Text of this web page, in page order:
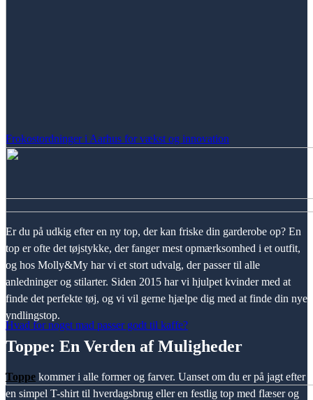
Frokostordninger i Aarhus for vækst og innovation
Hvad for noget mad passer godt til kaffe?
Er du på udkig efter en ny top, der kan friske din garderobe op? En
top er ofte det tøjstykke, der fanger mest opmærksomhed i et outfit,
og hos Molly&My har vi et stort udvalg, der passer til alle
anledninger og stilarter. Siden 2015 har vi hjulpet kvinder med at
finde det perfekte tøj, og vi vil gerne hjælpe dig med at finde din nye
yndlingstop.
Toppe: En Verden af Muligheder
Toppe kommer i alle former og farver. Uanset om du er på jagt efter
en simpel T-shirt til hverdagsbrug eller en festlig top med flæser og